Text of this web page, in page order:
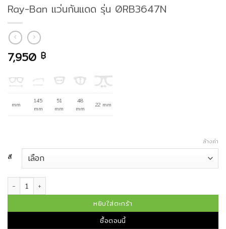
Ray-Ban แว่นกันแดด รุ่น 0RB3647N
7,950 ฿
mm
145
mm
51
mm
48
mm
22 mm
สี
ล้างค่า
จำนวน Ray-Ban แว่นกันแดด รุ่น 0RB3647N ชิ้น
หยิบใส่ตะกร้า
ซื้อตอนนี้